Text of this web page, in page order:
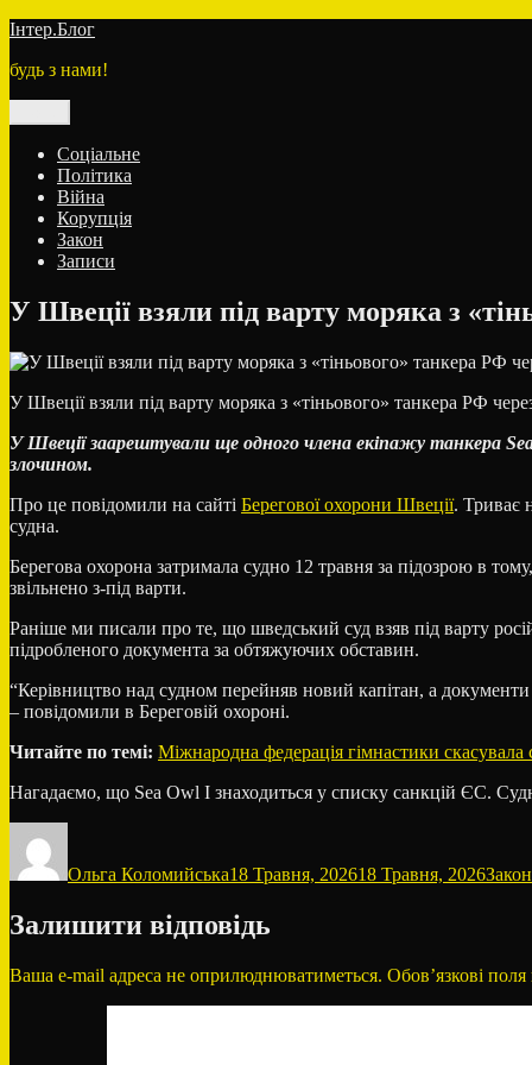
Перейти
вмісту
Інтер.Блог
будь з нами!
Соціальне
Політика
Війна
Корупція
Закон
Записи
У Швеції взяли під варту моряка з
У Швеції взяли під варту моряка з «тіньового» танкера РФ
У Швеції заарештували ще одного члена екіпажу танкера
злочином.
Про це повідомили на сайті Берегової охорони Швеції. Триває
судна.
Берегова охорона затримала судно 12 травня за підозрою в
звільнено з-під варти.
Раніше ми писали про те, що шведський суд взяв під варту
підробленого документа за обтяжуючих обставин.
“Керівництво над судном перейняв новий капітан, а
– повідомили в Береговій охороні.
Читайте по темі: Міжнародна федерація гімнастики скасувала
Нагадаємо, що Sea Owl I знаходиться у списку санкцій ЄС.
Ольга Коломийська18 Травня, 202618 Травня, 2026Закон
Залишити відповідь
Ваша e-mail адреса не оприлюднюватиметься. Обов’язкові поля